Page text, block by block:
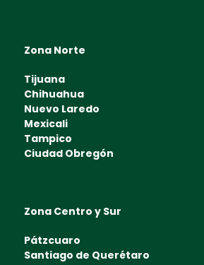
Zona Norte
Tijuana
Chihuahua
Nuevo Laredo
Mexicali
Tampico
Ciudad Obregón
Zona Centro y Sur
Pátzcuaro
Santiago de Querétaro